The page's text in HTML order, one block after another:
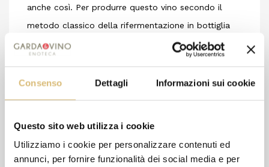
Consenso Dettagli Informazioni sui cookie
Questo sito web utilizza i cookie
Utilizziamo i cookie per personalizzare contenuti ed
annunci, per fornire funzionalità dei social media e per
anche così. Per produrre questo vino secondo il
metodo classico della rifermentazione in bottiglia
Le chiusure hanno cercato consulenze importanti,
competenza ed esperienza. Il momento giusto di
raccolta delle uve, la gestione della presa di spuma